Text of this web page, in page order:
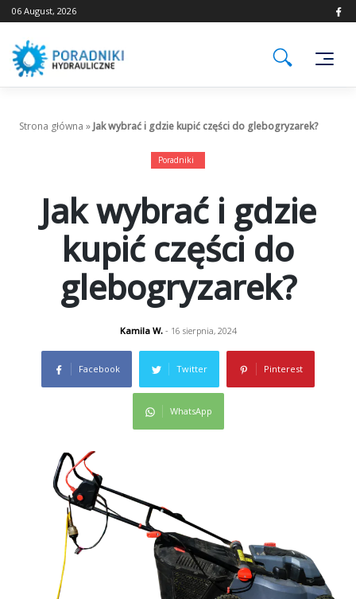
Skip
to
06 August, 2026
Strona główna »Jak wybrać i gdzie kupić części do glebogryzarek?
Poradniki
Jak wybrać i gdzie
kupić części do
glebogryzarek?
Kamila W.- 16 sierpnia, 2024
Facebook Twitter Pinterest
WhatsApp